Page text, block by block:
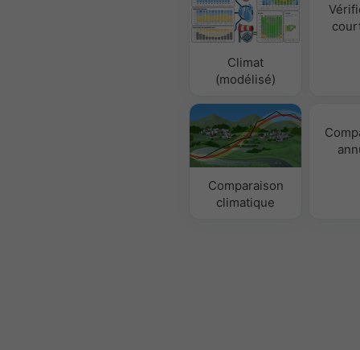
Climat
(modélisé)
Comparaison
climatique